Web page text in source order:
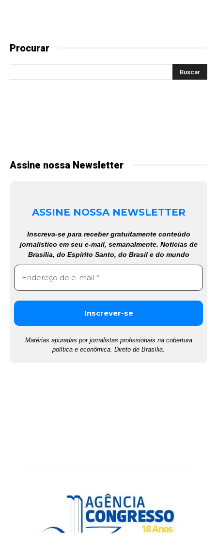
Procurar
Assine nossa Newsletter
ASSINE NOSSA NEWSLETTER
Inscreva-se para receber gratuitamente conteúdo
jornalístico em seu e-mail, semanalmente. Notícias de
Brasília, do Espírito Santo, do Brasil e do mundo
Matérias apuradas por jornalistas profissionais na cobertura
política e econômica. Direto de Brasília.